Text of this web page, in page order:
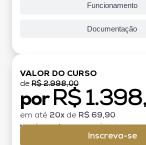
Funcionamento
Documentação
VALOR DO CURSO
de R$ 2.998,00
por R$
em até 20x de R$ 69,90
MATRÍCULA:
Inscreva-se